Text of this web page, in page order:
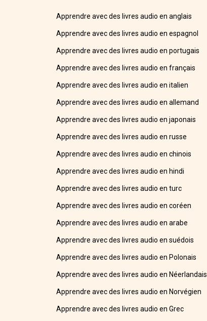
Apprendre avec des livres audio en anglais
Apprendre avec des livres audio en espagnol
Apprendre avec des livres audio en portugais
Apprendre avec des livres audio en français
Apprendre avec des livres audio en italien
Apprendre avec des livres audio en allemand
Apprendre avec des livres audio en japonais
Apprendre avec des livres audio en russe
Apprendre avec des livres audio en chinois
Apprendre avec des livres audio en hindi
Apprendre avec des livres audio en turc
Apprendre avec des livres audio en coréen
Apprendre avec des livres audio en arabe
Apprendre avec des livres audio en suédois
Apprendre avec des livres audio en Polonais
Apprendre avec des livres audio en Néerlandais
Apprendre avec des livres audio en Norvégien
Apprendre avec des livres audio en Grec